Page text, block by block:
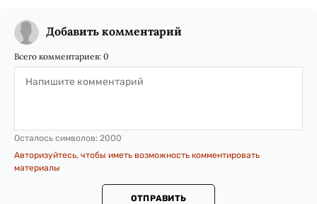
Добавить комментарий
Всего комментариев: 0
Осталось символов: 2000
Авторизуйтесь, чтобы иметь возможность комментировать
материалы
ОТПРАВИТЬ